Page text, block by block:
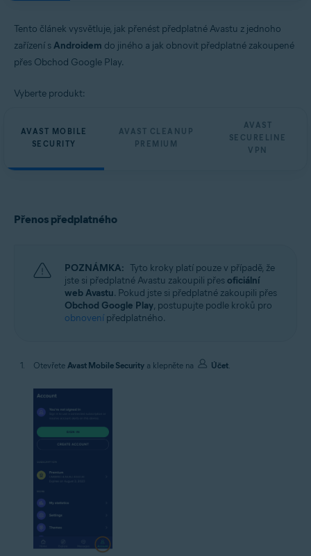
Avast SecureLine VPN 6.x pro Android
Avast SecureLine VPN 6.x pro iOS
Operační systémy:
Apple iOS 13.0 a novější
Tento článek vysvětluje, jak přenést předplatné Avastu z jednoho
zařízení sAndroidem do jiného a jak obnovit předplatné zakoupené
přes Obchod Google Play.
Vyberte produkt:
AVAST MOBILE
SECURITY
AVAST CLEANUP
PREMIUM
AVAST
SECURELINE
VPN
Přenos předplatného
POZNÁMKA: Tyto kroky platí pouze v případě, že
jste si předplatné Avastu zakoupili přesoficiální
web Avastu. Pokud jste si předplatné zakoupili přes
Obchod Google Play, postupujte podle kroků pro
obnovení předplatného.
Otevřete Avast Mobile Security a klepněte na Účet.